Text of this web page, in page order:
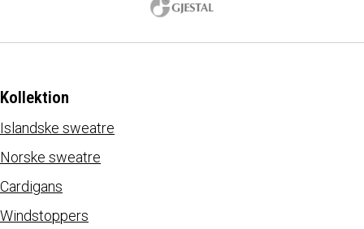
Kollektion
Islandske sweatre
Norske sweatre
Cardigans
Windstoppers